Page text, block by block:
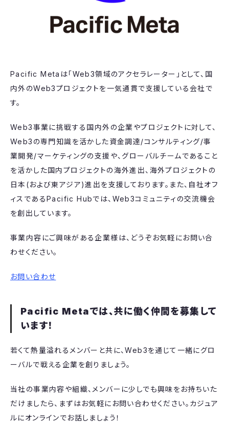
Pacific Metaは「Web3領域のアクセラレーター」として、国
内外のWeb3プロジェクトを一気通貫で支援している会社で
す。
Web3事業に挑戦する国内外の企業やプロジェクトに対して、
Web3の専門知識を活かした資金調達/コンサルティング/事
業開発/マーケティングの支援や、グローバルチームであること
を活かした国内プロジェクトの海外進出、海外プロジェクトの
日本(および東アジア)進出を支援しております。また、自社オフ
ィスであるPacific Hubでは、Web3コミュニティの交流機会
を創出しています。
事業内容にご興味がある企業様は、どうぞお気軽にお問い合
わせください。
お問い合わせ
Pacific Metaでは、共に働く仲間を募集して
います！
若くて熱量溢れるメンバーと共に、Web3を通じて一緒にグロ
ーバルで戦える企業を創りましょう。
当社の事業内容や組織、メンバーに少しでも興味をお持ちいた
だけましたら、まずはお気軽にお問い合わせください。カジュア
ルにオンラインでお話しましょう！